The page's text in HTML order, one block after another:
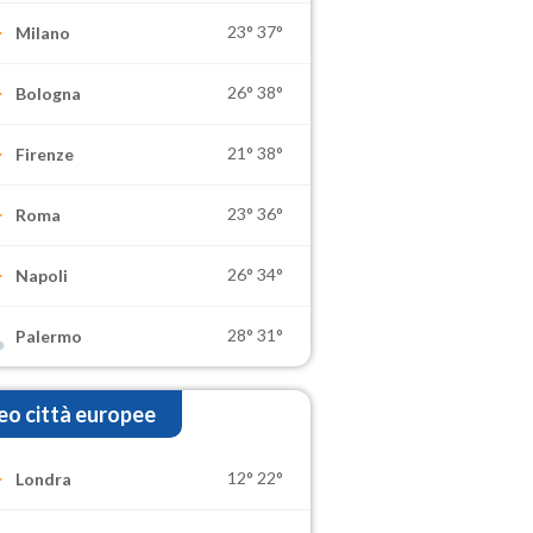
Milano 23° 37°
Bologna 26° 38°
Firenze 21° 38°
Roma 23° 36°
Napoli 26° 34°
Palermo 28° 31°
città europee
Londra 12° 22°